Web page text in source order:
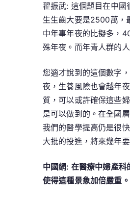
翟振武: 這個題目在中國
生生齒大要是2500萬，
中年事年夜的比擬多，
殊年夜。而年青人群的
您適才說到的這個數字
夜，生養風險也會越年
質，可以或許確保這些
是可以做到的。在全國
我們的醫學提高仍是很
大批的投進，將來幾年
中國網: 在醫療中婦產
使得這種景象加倍嚴重